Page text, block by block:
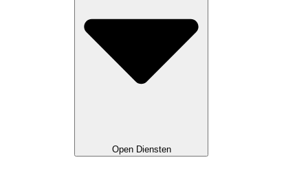
Open Diensten